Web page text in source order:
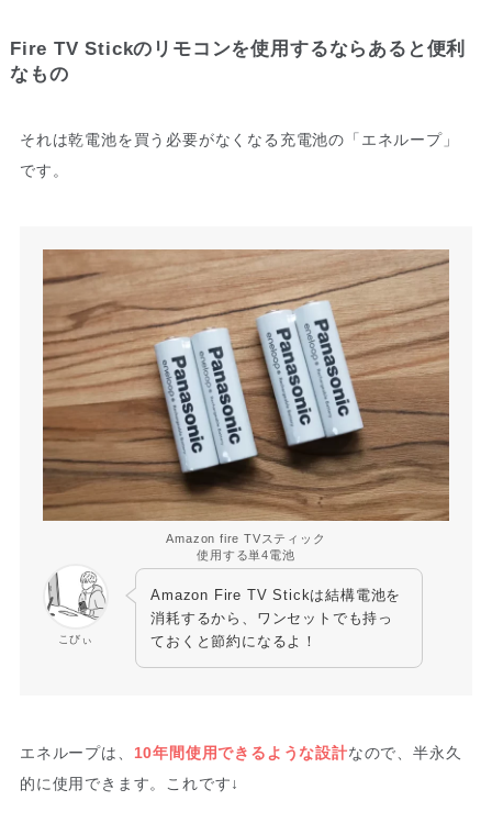
Fire TV Stickのリモコンを使用するならあると便利
なもの
それは乾電池を買う必要がなくなる充電池の「エネループ」
です。
Amazon fire TVスティック
使用する単4電池
こびぃ
Amazon Fire TV Stickは結構電池を
消耗するから、ワンセットでも持っ
ておくと節約になるよ！
エネループは、 10年間使用できるような設計なので、半永久
的に使用できます。これです↓